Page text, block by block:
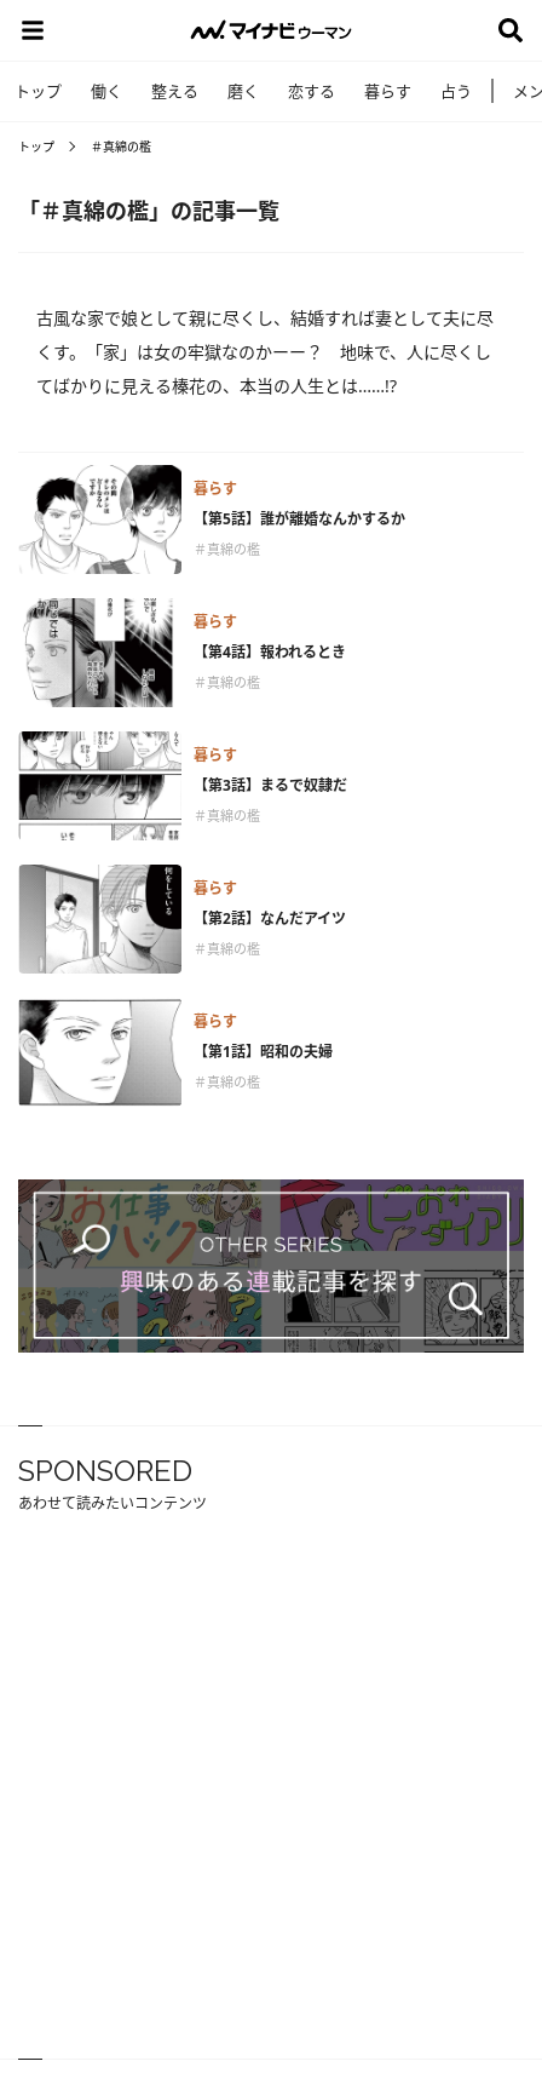
トップ 働く 整える 磨く 恋する 暮らす 占う メ
トップ ＃真綿の檻
「＃真綿の檻」の記事一覧
古風な家で娘として親に尽くし、結婚すれば妻として夫に尽
くす。「家」は女の牢獄なのかーー？ 地味で、人に尽くし
てばかりに見える榛花の、本当の人生とは……!?
暮らす
【第5話】誰が離婚なんかするか
＃真綿の檻
暮らす
【第4話】報われるとき
＃真綿の檻
暮らす
【第3話】まるで奴隷だ
＃真綿の檻
暮らす
【第2話】なんだアイツ
＃真綿の檻
暮らす
【第1話】昭和の夫婦
＃真綿の檻
SPONSORED
あわせて読みたいコンテンツ